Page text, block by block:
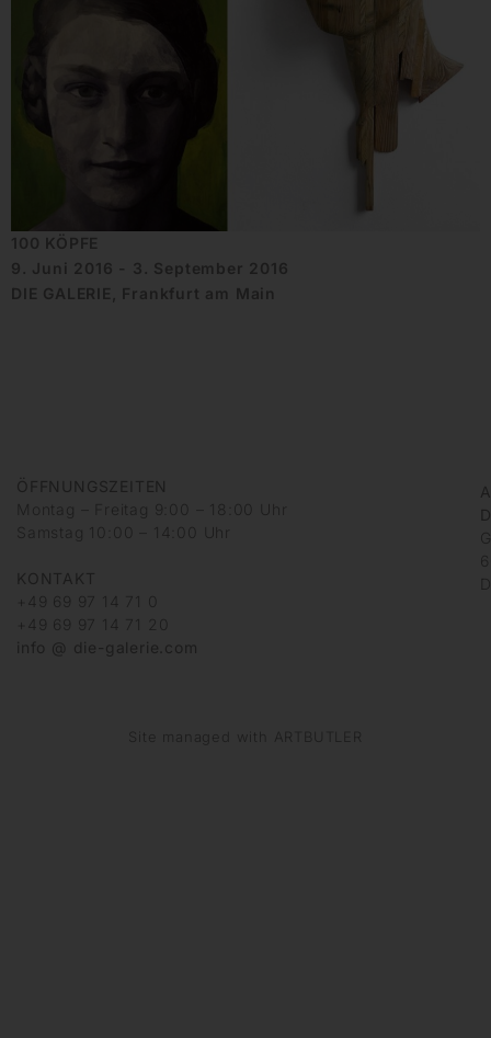
100 KÖPFE
9. Juni 2016 - 3. September 2016
DIE GALERIE, Frankfurt am Main
ÖFFNUNGSZEITEN
Montag – Freitag 9:00 – 18:00 Uhr
Samstag 10:00 – 14:00 Uhr
KONTAKT
+49 69 97 14 71 0
+49 69 97 14 71 20
info @ die-galerie.com
Site managed with ARTBUTLER